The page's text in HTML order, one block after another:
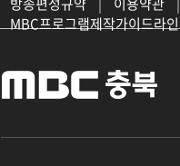
MBC프로그램제작가이드라인